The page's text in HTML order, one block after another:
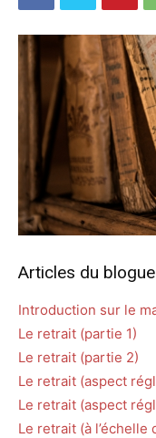
Articles du
Introduction sur le
Le retrait (partie 1)
Le retrait (partie 2)
Le retrait (aspect
Le retrait (aspect
Le retrait (à